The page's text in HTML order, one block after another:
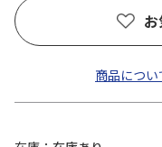
商品につ